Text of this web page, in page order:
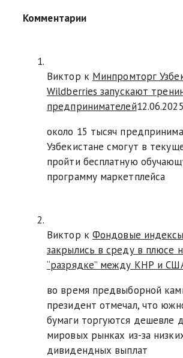
Комментарии
Виктор к Минпромторг
Wildberries запускают
предпринимателей12.06.2025
около 15 тысяч
Узбекистане смогут в
пройти бесплатную
программу маркетплейса
Виктор к Фондовые
закрылись в среду в плюсе
“разрядке” между КНР и
во время предвыборной
президент отмечал, что
бумаги торгуются дешевле
мировых рынках из-за
дивидендных выплат